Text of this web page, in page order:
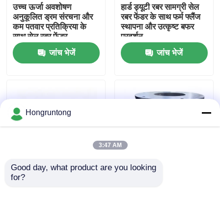
हमारे बारे में
कारखाना भ्रमण
एक उद्धरण का अनुरोध करें
योकोहामा रबर फेंडर
उच्च ऊर्जा अवशोषण
अनुकूलित ड्रम संरचना और
कम पतवार प्रतिक्रिया के
साथ सेल रबर फेंडर
जांच भेजें
हार्ड ड्यूटी रबर सामग्री सेल
रबर फेंडर के साथ फर्म फ्लैंज
स्थापना और उत्कृष्ट बफर
प्रदर्शन
जांच भेजें
समुद्री और डॉक अनुप्रयोगों
Hongruntong
3:47 AM
Good day, what product are you looking
for?